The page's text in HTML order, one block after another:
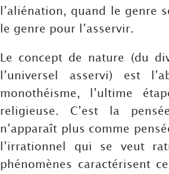
l’aliénation, quand le genre
le genre pour l’asservir.
Le concept de nature (du
l’universel asservi) est
monothéisme, l’ultime
religieuse. C’est la
n’apparaît plus comme
l’irrationnel qui se veut
phénomènes caractérisent